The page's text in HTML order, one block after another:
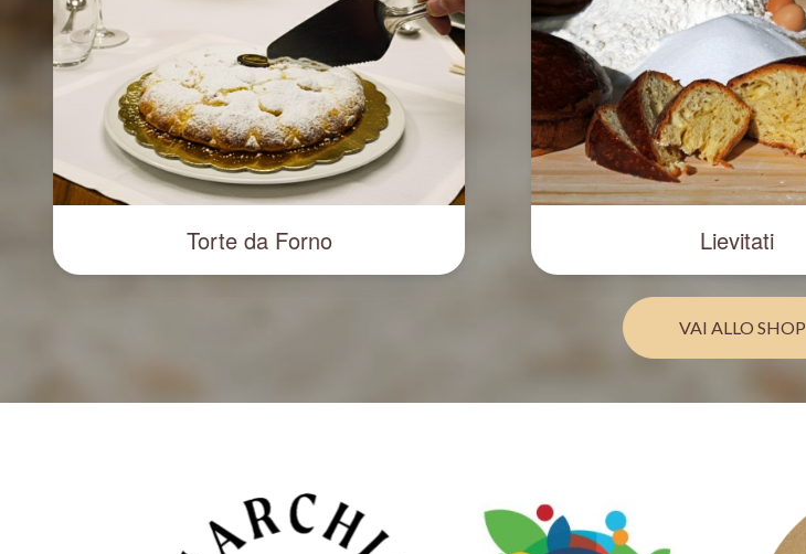
Torte da Forno Lievitati
VAI ALLO SHOP